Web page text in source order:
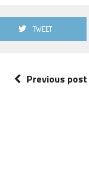
TWEET
Previous post